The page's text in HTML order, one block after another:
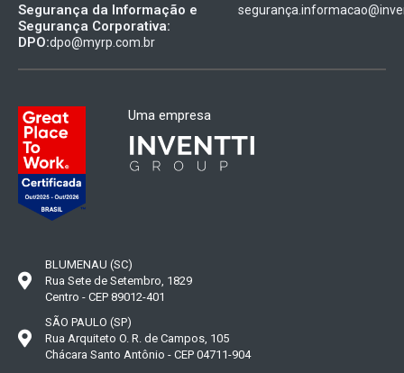
Segurança da Informação e
Segurança Corporativa:
DPO:dpo@myrp.com.br
Uma empresa
BLUMENAU (SC)
Rua Sete de Setembro, 1829
Centro - CEP 89012-401
SÃO PAULO (SP)
Rua Arquiteto O. R. de Campos, 105
Chácara Santo Antônio - CEP 04711-904